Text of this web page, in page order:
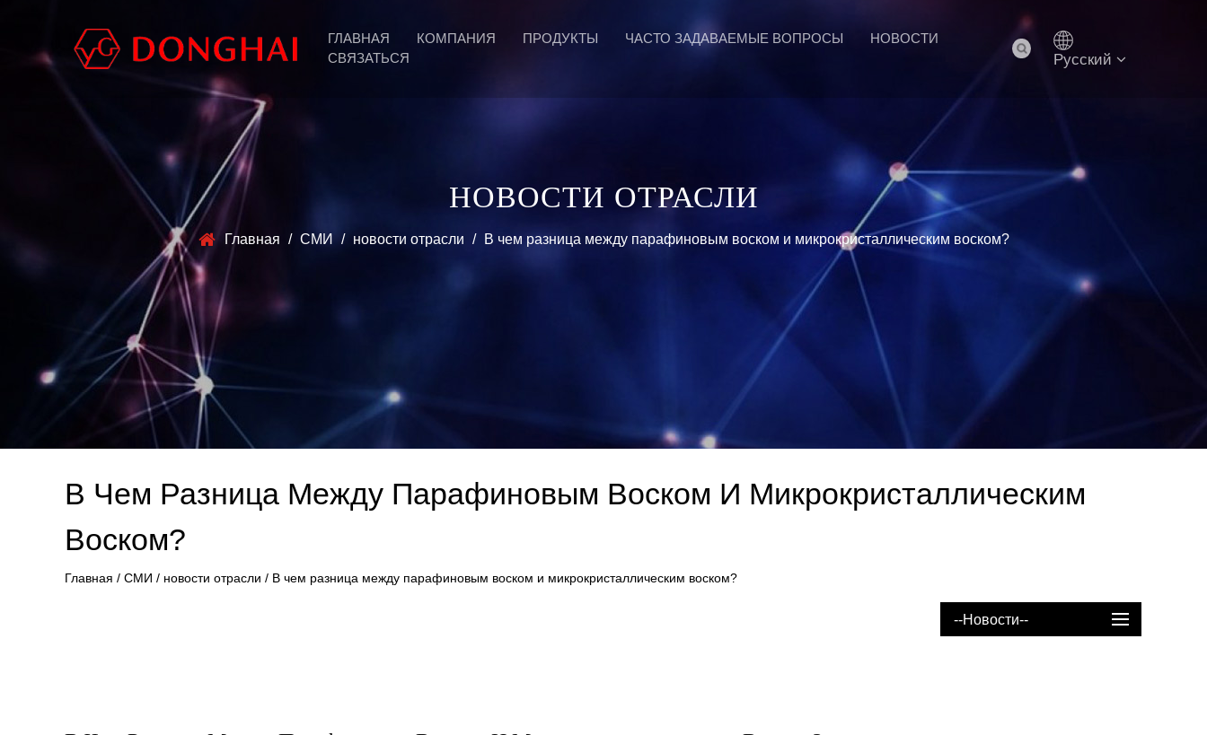
ГЛАВНАЯ КОМПАНИЯ ПРОДУКТЫ ЧАСТО ЗАДАВАЕМЫЕ ВОПРОСЫ
НОВОСТИ
СВЯЗАТЬСЯ
Pусский
НОВОСТИ ОТРАСЛИ
Главная / СМИ / новости отрасли / В чем разница между парафиновым воском и микрокристаллическим воском?
В Чем Разница Между Парафиновым Воском И Микрокристаллическим
Воском?
Главная / СМИ / новости отрасли / В чем разница между парафиновым воском и микрокристаллическим воском?
--Новости--